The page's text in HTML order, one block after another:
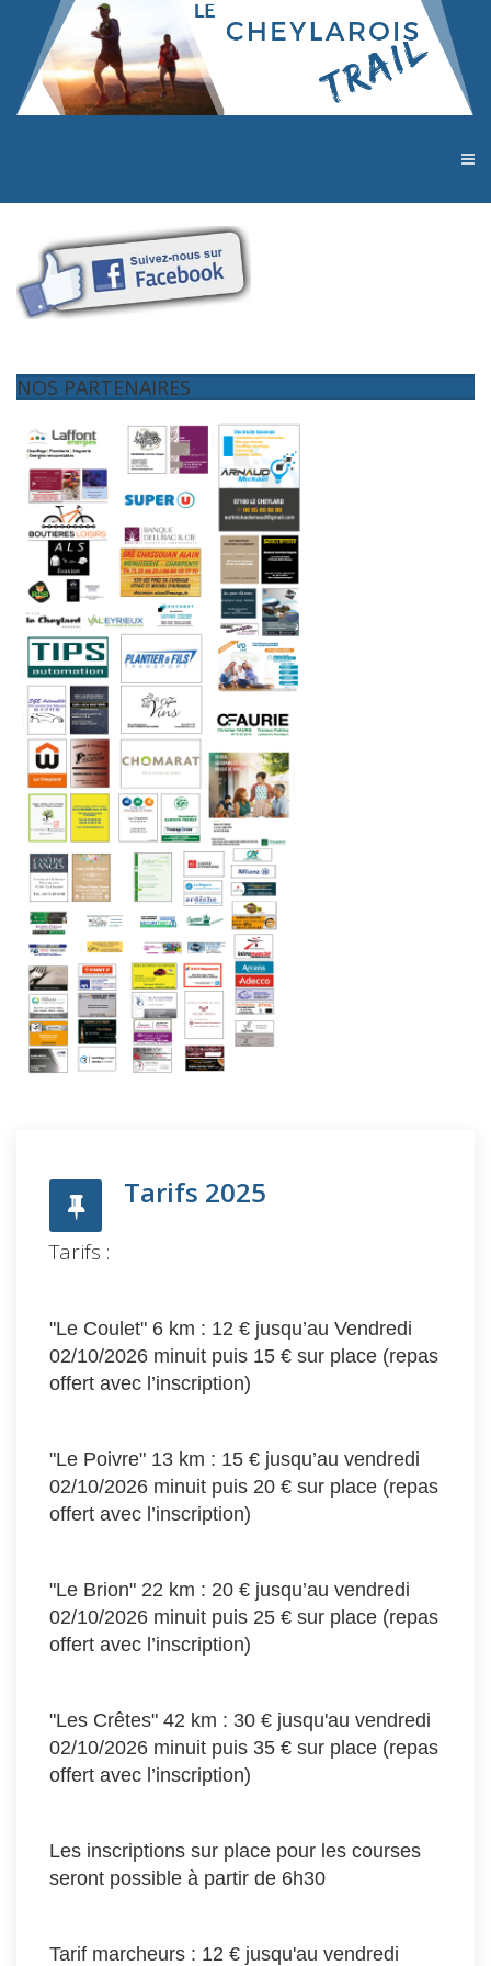
NOS PARTENAIRES
Tarifs 2025
Tarifs :
"Le Coulet" 6 km : 12 € jusqu’au Vendredi
02/10/2026 minuit puis 15 € sur place (repas
offert avec l’inscription)
"Le Poivre" 13 km : 15 € jusqu’au vendredi
02/10/2026 minuit puis 20 € sur place (repas
offert avec l’inscription)
"Le Brion" 22 km : 20 € jusqu’au vendredi
02/10/2026 minuit puis 25 € sur place (repas
offert avec l’inscription)
"Les Crêtes" 42 km : 30 € jusqu'au vendredi
02/10/2026 minuit puis 35 € sur place (repas
offert avec l’inscription)
Les inscriptions sur place pour les courses
seront possible à partir de 6h30
Tarif marcheurs : 12 € jusqu'au vendredi